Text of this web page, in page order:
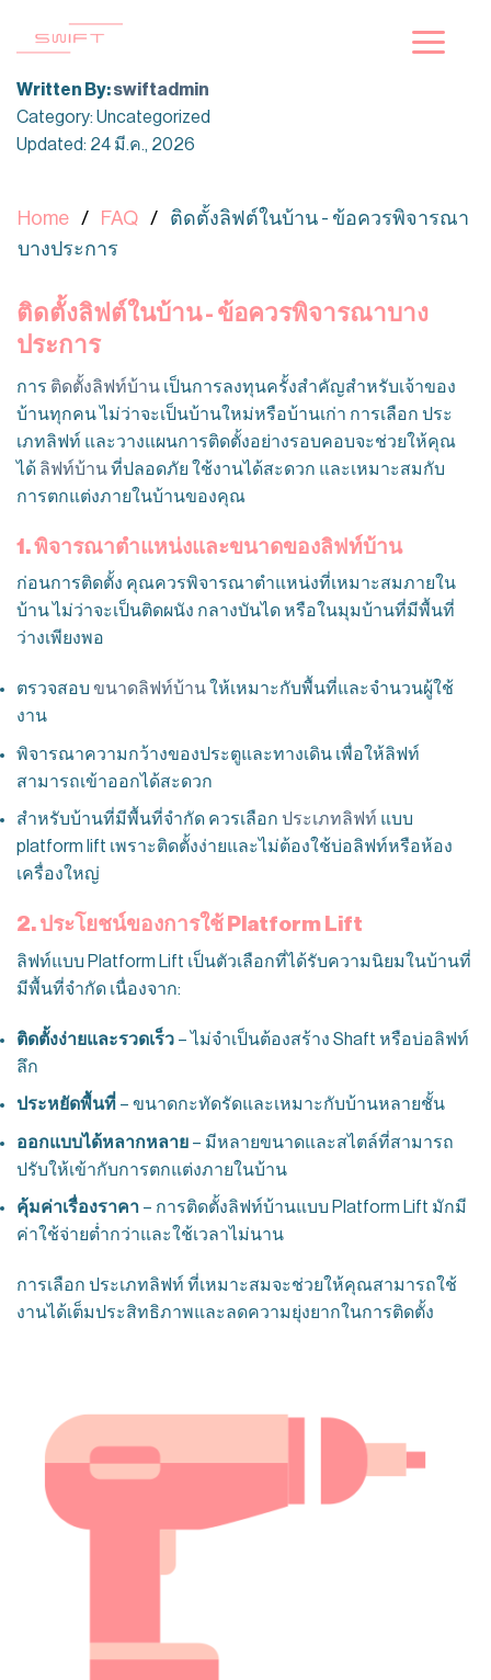
เนื้อหา
Written By:swiftadmin
Category: Uncategorized
Updated: 24 มี.ค., 2026
Home FAQ
ติดตั้งลิฟต์ในบ้าน - ข้อควรพิจารณา
บางประการ
ติดตั้งลิฟต์ในบ้าน - ข้อควรพิจารณาบาง
ประการ
การ ติดตั้งลิฟท์บ้าน เป็นการลงทุนครั้งสำคัญสำหรับเจ้าของ
บ้านทุกคน ไม่ว่าจะเป็นบ้านใหม่หรือบ้านเก่า การเลือก ประ
เภทลิฟท์ และวางแผนการติดตั้งอย่างรอบคอบจะช่วยให้คุณ
ได้ ลิฟท์บ้านที่ปลอดภัย ใช้งานได้สะดวก และเหมาะสมกับ
การตกแต่งภายในบ้านของคุณ
1. พิจารณาตำแหน่งและขนาดของลิฟท์บ้าน
ก่อนการติดตั้ง คุณควรพิจารณาตำแหน่งที่เหมาะสมภายใน
บ้าน ไม่ว่าจะเป็นติดผนัง กลางบันได หรือในมุมบ้านที่มีพื้นที่
ว่างเพียงพอ
ตรวจสอบ ขนาดลิฟท์บ้านให้เหมาะกับพื้นที่และจำนวนผู้ใช้
งาน
พิจารณาความกว้างของประตูและทางเดิน เพื่อให้ลิฟท์
สามารถเข้าออกได้สะดวก
สำหรับบ้านที่มีพื้นที่จำกัด ควรเลือก ประเภทลิฟท์ แบบ
platform lift เพราะติดตั้งง่ายและไม่ต้องใช้บ่อลิฟท์หรือห้อง
เครื่องใหญ่
2. ประโยชน์ของการใช้ Platform Lift
ลิฟท์แบบ Platform Lift เป็นตัวเลือกที่ได้รับความนิยมในบ้านที่
มีพื้นที่จำกัด เนื่องจาก:
ติดตั้งง่ายและรวดเร็ว – ไม่จำเป็นต้องสร้าง Shaft หรือบ่อลิฟท์
ลึก
ประหยัดพื้นที่ – ขนาดกะทัดรัดและเหมาะกับบ้านหลายชั้น
ออกแบบได้หลากหลาย – มีหลายขนาดและสไตล์ที่สามารถ
ปรับให้เข้ากับการตกแต่งภายในบ้าน
คุ้มค่าเรื่องราคา – การติดตั้งลิฟท์บ้านแบบ Platform Lift มักมี
ค่าใช้จ่ายต่ำกว่าและใช้เวลาไม่นาน
การเลือก ประเภทลิฟท์ ที่เหมาะสมจะช่วยให้คุณสามารถใช้
งานได้เต็มประสิทธิภาพและลดความยุ่งยากในการติดตั้ง